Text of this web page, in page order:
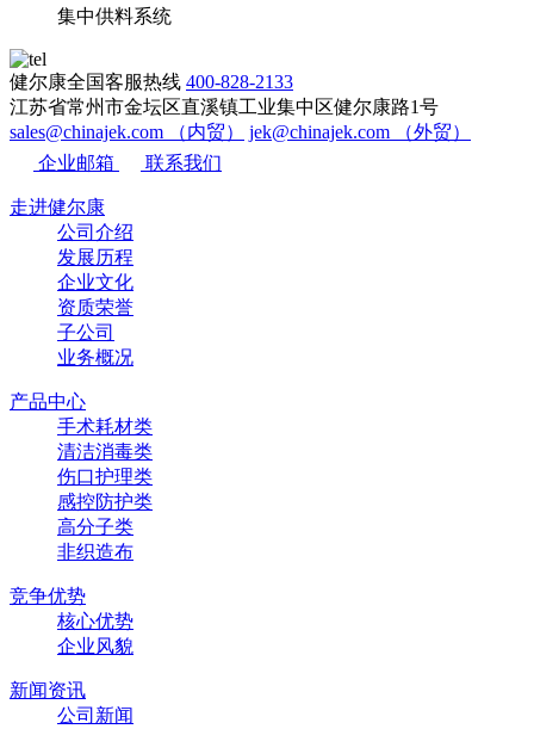
集中供料系统
健尔康全国客服热线 400-828-2133
江苏省常州市金坛区直溪镇工业集中区健尔康路1号
sales@chinajek.com （内贸）
jek@chinajek.com （外贸）
企业邮箱
联系我们
走进健尔康
公司介绍
发展历程
企业文化
资质荣誉
子公司
业务概况
产品中心
手术耗材类
清洁消毒类
伤口护理类
感控防护类
高分子类
非织造布
竞争优势
核心优势
企业风貌
新闻资讯
公司新闻